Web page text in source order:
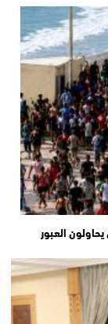
العبور